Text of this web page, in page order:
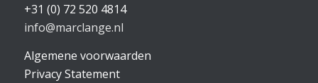
+31 (0) 72 520 4814
info@marclange.nl
Algemene voorwaarden
Privacy Statement